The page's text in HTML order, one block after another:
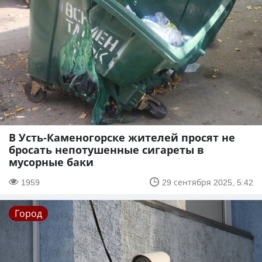
В Усть-Каменогорске жителей просят не
бросать непотушенные сигареты в
мусорные баки
1959 29 сентября 2025, 5:42
Город